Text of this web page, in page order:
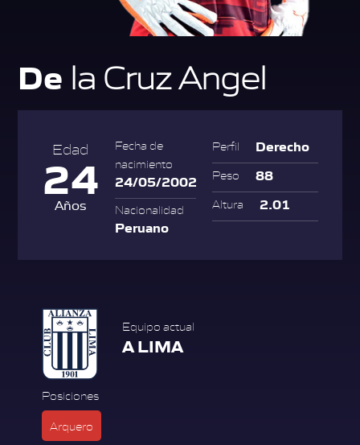
De la Cruz Angel
Edad
24
Años
Fecha de
nacimiento
24/05/2002
Nacionalidad
Peruano
Perfil Derecho
Peso 88
Altura 2.01
Equipo actual
A LIMA
Posiciones
Arquero